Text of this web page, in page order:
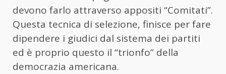
devono farlo attraverso appositi “Comitati”.
Questa tecnica di selezione, finisce per fare
dipendere i giudici dal sistema dei partiti
ed è proprio questo il “trionfo” della
democrazia americana.